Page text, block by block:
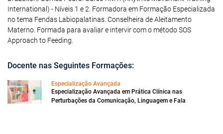
International) - Níveis 1 e 2. Formadora em Formação Especializada
no tema Fendas Labiopalatinas. Conselheira de Aleitamento
Materno. Formada para avaliar e intervir com o método SOS
Approach to Feeding.
Docente nas Seguintes Formações:
Especialização Avançada
Especialização Avançada em Prática Clínica nas
Perturbações da Comunicação, Linguagem e Fala